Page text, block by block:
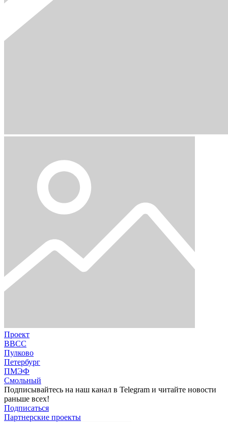
Проект
ВВСС
Пулково
Петербург
ПМЭФ
Смольный
Подписывайтесь на наш канал в Telegram и читайте новости
раньше всех!
Подписаться
Партнерские проекты